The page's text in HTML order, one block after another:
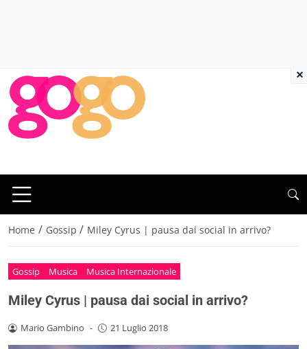
Home / Gossip / Miley Cyrus | pausa dai social in arrivo?
Gossip Musica Musica Internazionale
Miley Cyrus | pausa dai social in arrivo?
Mario Gambino - 21 Luglio 2018
×